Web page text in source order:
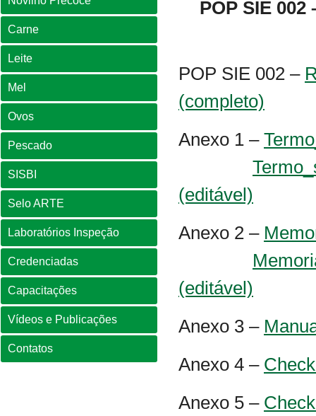
Carne
Leite
Mel
Ovos
Pescado
SISBI
Selo ARTE
Laboratórios Inspeção
Credenciadas
Capacitações
Vídeos e Publicações
Contatos
POP SIE 002
POP SIE 002 –
(completo)
Anexo 1 –
(editável)
Anexo 2 –
(editável)
Anexo 3 –
Anexo 4 –
Anexo 5 –